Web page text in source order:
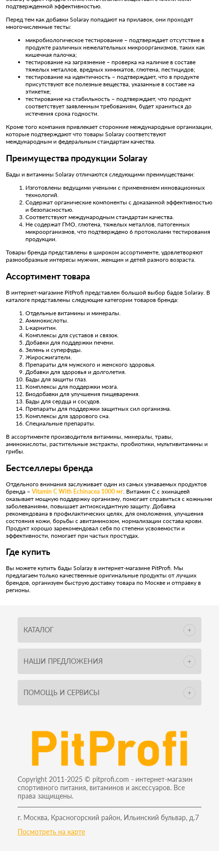
подтвержденной эффективностью.
Перед тем как добавки Solaray попадают на прилавок, они проходят
многочисленные тесты:
микробиологическое тестирование – подтверждает отсутствие в
продукте различных нежелательных микроорганизмов, таких как
кишечная палочка;
тестирование на загрязнение – проверка на наличие в составе
тяжелых металлов, вредных химикатов, глютена, пестицидов;
тестирование на идентичность – подтверждает, что в продукте
присутствуют все полезные вещества, указанные в составе на
этикетке;
тестирование на стабильность – подтверждает, что продукт
соответствует заявленным требованиям, будет храниться до
истечения срока годности.
Кроме того компания привлекает сторонние международные организации,
которые подтверждают что товары Solaray соответствуют
международным и федеральным стандартам качества.
Преимущества продукции Solaray
Бады и витамины Solaray отличаются следующими преимуществами:
Изготовлены ведущими учеными с применением инновационных
технологий.
Содержат органические компоненты с доказанной эффективностью
и безопасностью.
Соответствуют международным стандартам качества.
Не содержат ГМО, глютена, тяжелых металлов, патогенных
микроорганизмов, что подтверждено 6 протоколами тестирования
продукции.
Товары бренда представлены в широком ассортименте, удовлетворяют
разнообразные интересы мужчин, женщин и детей разного возраста.
Ассортимент товара
В интернет-магазине PitProfi представлен большой выбор бадов Solaray. В
каталоге представлены следующие категории товаров бренда:
Отдельные витамины и минералы.
Аминокислоты.
L-карнитин.
Комплексы для суставов и связок.
Добавки для поддержки печени.
Зелень и суперфуды.
Жиросжигатели.
Препараты для мужского и женского здоровья.
Добавки для здоровья и долголетия.
Бады для защиты глаз.
Комплексы для поддержки мозга.
Биодобавки для улучшения пищеварения.
Бады для сердца и сосудов.
Препараты для поддержки защитных сил организма.
Комплексы для здорового сна.
Специальные препараты.
В ассортименте производителя витамины, минералы, травы,
аминокислоты, растительные экстракты, пробиотики, мультивитамины и
грибы.
Бестселлеры бренда
Отдельного внимания заслуживает один из самых узнаваемых продуктов
бренда – Vitamin C With Echinacea 1000 мг . Витамин C с эхинацеей
оказывает мощную поддержку организму, помогает справиться с кожными
заболеваниями, повышает антиоксидантную защиту. Добавка
рекомендована в профилактических целях, для омоложения, улучшения
состояния кожи, борьбы с авитаминозом, нормализации состава крови.
Продукт хорошо зарекомендовал себя по степени усвояемости и
эффективности, помогает при частых простудах.
Где купить
Вы можете купить бады Solaray в интернет-магазине PitProfi. Мы
предлагаем только качественные оригинальные продукты от лучших
брендов, организуем быструю доставку товара по Москве и отправку в
регионы.
КАТАЛОГ
НАШИ ПРЕДЛОЖЕНИЯ
ПОМОЩЬ И СЕРВИСЫ
Copyright 2011-2025 © pitprofi.com - интернет-магазин
спортивного питания, витаминов и аксессуаров. Все
права защищены.
г. Москва, Красногорский район, Ильинский бульвар, д.7
Посмотреть на карте